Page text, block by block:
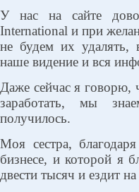
У нас на сайте
International и при
не будем их
наше видение и вся
Даже сейчас я говорю,
заработать, мы
получилось.
Моя сестра,
бизнесе, и которой я
двести тысяч и ездит